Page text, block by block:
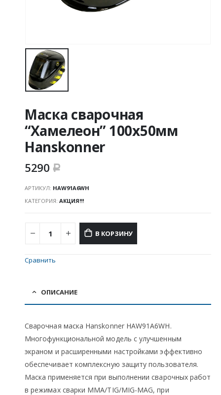
Маска сварочная
“Хамелеон” 100х50мм
Hanskonner
5290 Р
АРТИКУЛ: HAW91A6WH
КАТЕГОРИЯ: АКЦИЯ!!!
В КОРЗИНУ
Сравнить
ОПИСАНИЕ
Сварочная маска Hanskonner HAW91A6WH.
Многофункциональной модель с улучшенным
экраном и расширенными настройками эффективно
обеспечивает комплексную защиту пользователя.
Маска применяется при выполнении сварочных работ
в режимах сварки MMA/TIG/MIG-MAG, при